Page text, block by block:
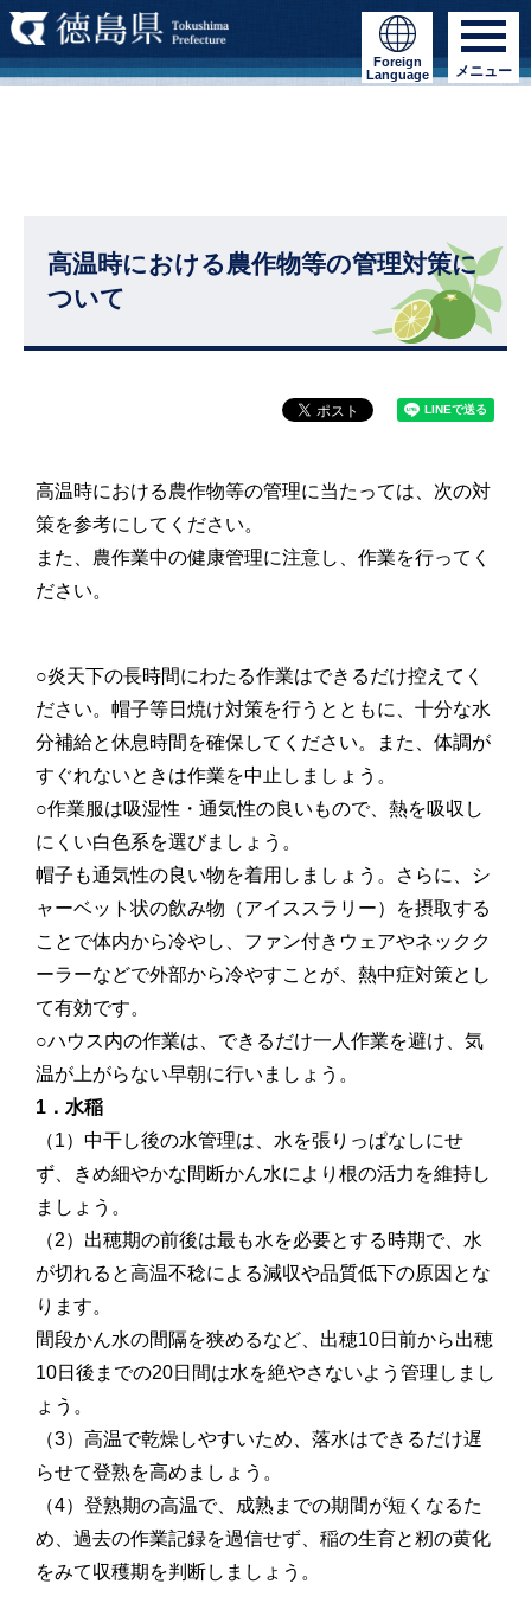
Foreign
Language
メニュー
高温時における農作物等の管理対策に
ついて
高温時における農作物等の管理に当たっては、次の対
策を参考にしてください。
また、農作業中の健康管理に注意し、作業を行ってく
ださい。
○炎天下の長時間にわたる作業はできるだけ控えてく
ださい。帽子等日焼け対策を行うとともに、十分な水
分補給と休息時間を確保してください。また、体調が
すぐれないときは作業を中止しましょう。
○作業服は吸湿性・通気性の良いもので、熱を吸収し
にくい白色系を選びましょう。
帽子も通気性の良い物を着用しましょう。さらに、シ
ャーベット状の飲み物（アイススラリー）を摂取する
ことで体内から冷やし、ファン付きウェアやネックク
ーラーなどで外部から冷やすことが、熱中症対策とし
て有効です。
○ハウス内の作業は、できるだけ一人作業を避け、気
温が上がらない早朝に行いましょう。
1．水稲
（1）中干し後の水管理は、水を張りっぱなしにせ
ず、きめ細やかな間断かん水により根の活力を維持し
ましょう。
（2）出穂期の前後は最も水を必要とする時期で、水
が切れると高温不稔による減収や品質低下の原因とな
ります。
間段かん水の間隔を狭めるなど、出穂10日前から出穂
10日後までの20日間は水を絶やさないよう管理しまし
ょう。
（3）高温で乾燥しやすいため、落水はできるだけ遅
らせて登熟を高めましょう。
（4）登熟期の高温で、成熟までの期間が短くなるた
め、過去の作業記録を過信せず、稲の生育と籾の黄化
をみて収穫期を判断しましょう。